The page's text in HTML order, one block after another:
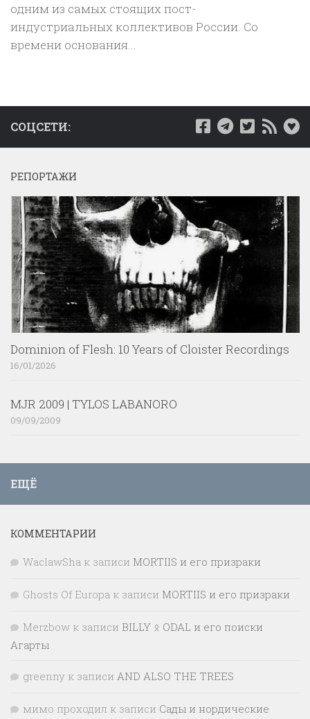
одним из самых стоящих пост-
индустриальных коллективов России. Со
времени основания...
СОЦСЕТИ:
РЕПОРТАЖИ
Dominion of Flesh: 10 Years of Cloister Recordings
16/01/2026
MJR 2009 | TYLOS LABANORO
09/09/2009
ЕЩЁ
КОММЕНТАРИИ
WaclawSha к записи MORTIIS и его призраки
Ghosts Of Europa к записи MORTIIS и его призраки
Merzbow к записи BILLY ᛟ ODAL и его поиски
Агарты
greenny к записи AND ALSO THE TREES
мимо проходил к записи Сады и нордические